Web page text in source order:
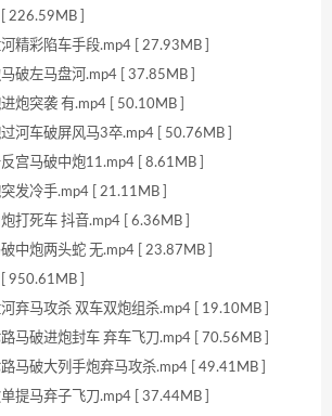
226.59MB ]
精彩陷车手段.mp4 [ 27.93MB ]
破左马盘河.mp4 [ 37.85MB ]
炮突袭 有.mp4 [ 50.10MB ]
河车破屏风马3卒.mp4 [ 50.76MB ]
宫马破中炮11.mp4 [ 8.61MB ]
发冷手.mp4 [ 21.11MB ]
打死车 抖音.mp4 [ 6.36MB ]
中炮两头蛇 无.mp4 [ 23.87MB ]
950.61MB ]
弃马攻杀 双车双炮组杀.mp4 [ 19.10MB ]
马破进炮封车 弃车飞刀.mp4 [ 70.56MB ]
马破大列手炮弃马攻杀.mp4 [ 49.41MB ]
提马弃子飞刀.mp4 [ 37.44MB ]